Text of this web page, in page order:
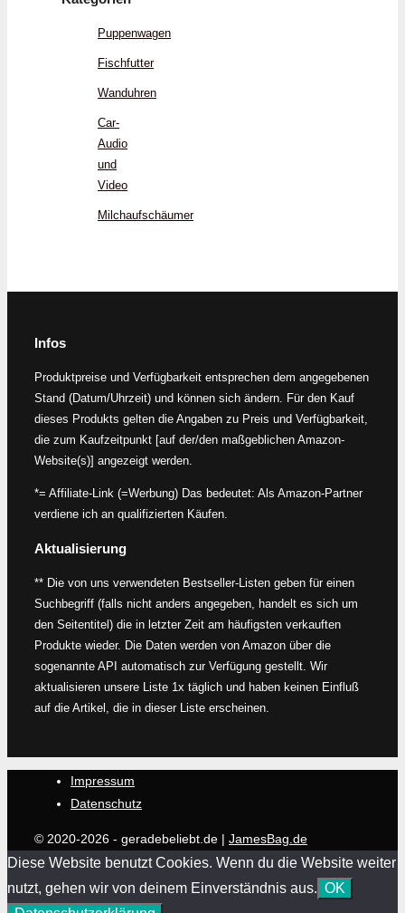
Puppenwagen
Fischfutter
Wanduhren
Car-
Audio
und
Video
Milchaufschäumer
Infos
Produktpreise und Verfügbarkeit entsprechen dem angegebenen
Stand (Datum/Uhrzeit) und können sich ändern. Für den Kauf
dieses Produkts gelten die Angaben zu Preis und Verfügbarkeit,
die zum Kaufzeitpunkt [auf der/den maßgeblichen Amazon-
Website(s)] angezeigt werden.
*= Affiliate-Link (=Werbung) Das bedeutet: Als Amazon-Partner
verdiene ich an qualifizierten Käufen.
Aktualisierung
** Die von uns verwendeten Bestseller-Listen geben für einen
Suchbegriff (falls nicht anders angegeben, handelt es sich um
den Seitentitel) die in letzter Zeit am häufigsten verkauften
Produkte wieder. Die Daten werden von Amazon über die
sogenannte API automatisch zur Verfügung gestellt. Wir
aktualisieren unsere Liste 1x täglich und haben keinen Einfluß
auf die Artikel, die in dieser Liste erscheinen.
Impressum
Datenschutz
© 2020-2026 - geradebeliebt.de | JamesBag.de
Diese Website benutzt Cookies. Wenn du die Website weiter
nutzt, gehen wir von deinem Einverständnis aus. OK